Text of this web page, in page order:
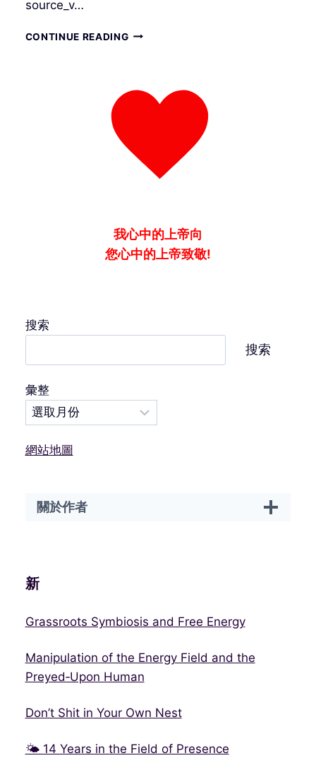
source_v…
CONTINUE READING諾
1020
PUREVIEW
WINDOWS
PHONE
我心中的上帝向
您心中的上帝致敬!
搜索
搜索
彙整
網站地圖
關於作者
新
Grassroots Symbiosis and Free Energy
Manipulation of the Energy Field and the
Preyed‑Upon Human
Don’t Shit in Your Own Nest
🌤 14 Years in the Field of Presence